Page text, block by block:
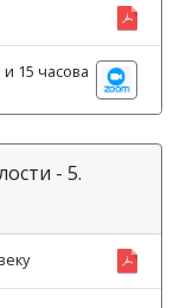
15 часова
- 5.